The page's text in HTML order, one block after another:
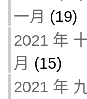
一月 (19)
2021 年
月 (15)
2021 年